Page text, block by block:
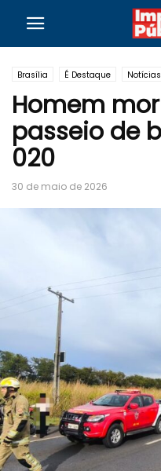
Brasília É Destaque
Homem
passeio de
020
30 de maio de 2026